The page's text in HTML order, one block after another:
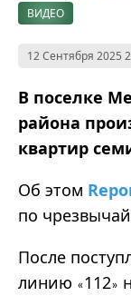
ВИДЕО
12 Сентября 2025
В поселке
района
квартир
Об этом
по
После
линию «112»